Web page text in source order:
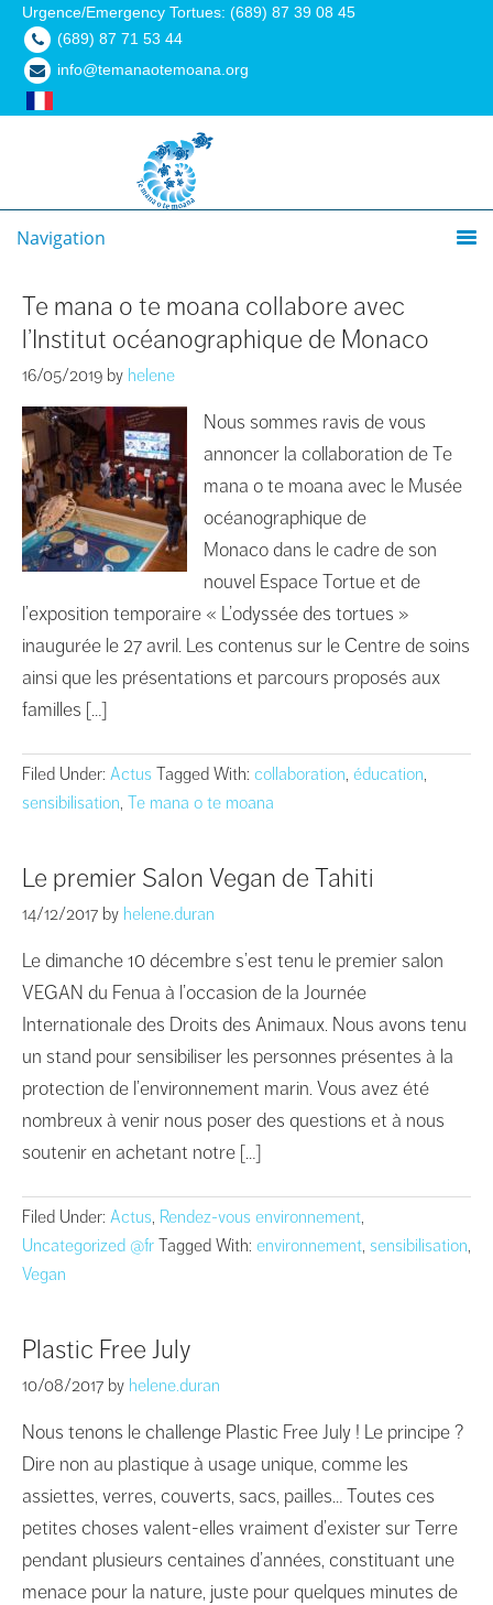
Urgence/Emergency Tortues: (689) 87 39 08 45
(689) 87 71 53 44
info@temanaotemoana.org
Navigation
Te mana o te moana collabore avec
l’Institut océanographique de Monaco
16/05/2019 by helene
Nous sommes ravis de vous
annoncer la collaboration de Te
mana o te moana avec le Musée
océanographique de
Monaco dans le cadre de son
nouvel Espace Tortue et de
l’exposition temporaire « L’odyssée des tortues »
inaugurée le 27 avril. Les contenus sur le Centre de soins
ainsi que les présentations et parcours proposés aux
familles […]
Filed Under: Actus Tagged With: collaboration, éducation,
sensibilisation, Te mana o te moana
Le premier Salon Vegan de Tahiti
14/12/2017 by helene.duran
Le dimanche 10 décembre s’est tenu le premier salon
VEGAN du Fenua à l’occasion de la Journée
Internationale des Droits des Animaux. Nous avons tenu
un stand pour sensibiliser les personnes présentes à la
protection de l’environnement marin. Vous avez été
nombreux à venir nous poser des questions et à nous
soutenir en achetant notre […]
Filed Under: Actus, Rendez-vous environnement,
Uncategorized @fr Tagged With: environnement, sensibilisation,
Vegan
Plastic Free July
10/08/2017 by helene.duran
Nous tenons le challenge Plastic Free July ! Le principe ?
Dire non au plastique à usage unique, comme les
assiettes, verres, couverts, sacs, pailles… Toutes ces
petites choses valent-elles vraiment d’exister sur Terre
pendant plusieurs centaines d’années, constituant une
menace pour la nature, juste pour quelques minutes de